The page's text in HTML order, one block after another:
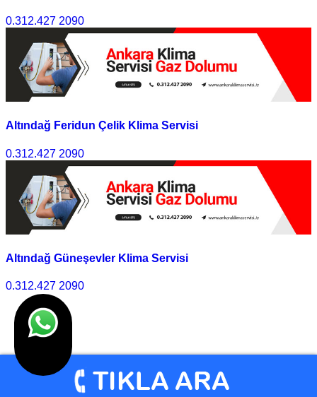
0.312.427 2090
Altındağ Feridun Çelik Klima Servisi
0.312.427 2090
Altındağ Güneşevler Klima Servisi
0.312.427 2090
1
2
>>
© Klima Servisi Ankara 2010 - 2025 I Tasarım